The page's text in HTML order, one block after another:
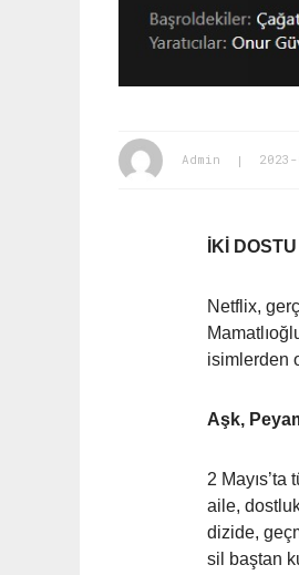
Admin
İKİ
Netflix,
isimlerden
Aşk,
2
aile,
dizide,
sil baştan